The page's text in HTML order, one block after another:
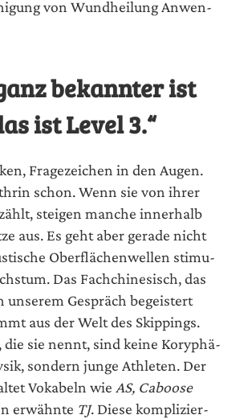
von Wund­hei­lung Anwen­
bekannter ist
ist Level 3.“
Fra­ge­zei­chen in den Augen.
schon. Wenn sie von ihrer
stei­gen man­che inner­halb
aus. Es geht aber gera­de nicht
Ober­flä­chen­wel­len sti­mu­
Das Fach­chi­ne­sisch, das
Gespräch begeis­tert
aus der Welt des Skip­pings.
die sie nennt, sind kei­ne Kory­phä­
son­dern jun­ge Ath­le­ten. Der
Voka­beln wie AS, Caboo­se
erwähn­te TJ. Die­se kom­pli­zier­